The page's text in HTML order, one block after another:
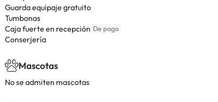
Guarda equipaje gratuito
Tumbonas
Caja fuerte en recepción De pago
Conserjería
Mascotas
No se admiten mascotas